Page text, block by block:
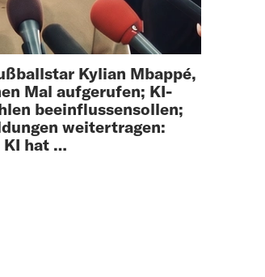
Kylian Mbappé,
Mal aufgerufen; KI-
beeinflussensollen;
weitertragen:
KI hat …